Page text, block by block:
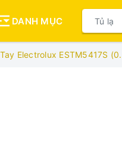
DANH MỤC
Electrolux ESTM5417S